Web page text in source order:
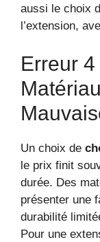
aussi le choix
l’extension,
Erreur
Un choix de
le prix finit
durée. Des
présenter une
durabilité
Pour une